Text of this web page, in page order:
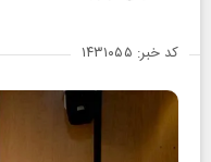
کد خبر: ۱۴۳۱۰۵۵